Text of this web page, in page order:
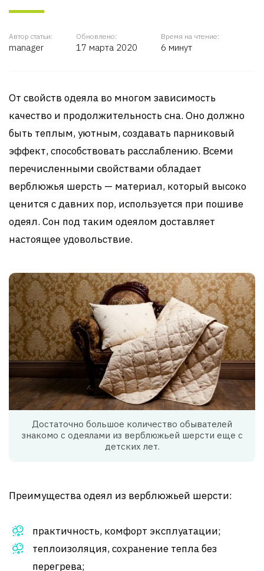
Автор статьи:
manager
Обновлено:
17 марта 2020
Время на чтение:
6 минут
От свойств одеяла во многом зависимость
качество и продолжительность сна. Оно должно
быть теплым, уютным, создавать парниковый
эффект, способствовать расслаблению. Всеми
перечисленными свойствами обладает
верблюжья шерсть — материал, который высоко
ценится с давних пор, используется при пошиве
одеял. Сон под таким одеялом доставляет
настоящее удовольствие.
Достаточно большое количество обывателей
знакомо с одеялами из верблюжьей шерсти еще с
детских лет.
Преимущества одеял из верблюжьей шерсти:
практичность, комфорт эксплуатации;
теплоизоляция, сохранение тепла без
перегрева;